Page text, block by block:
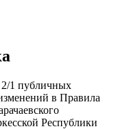
публичных
в Правила
Республики